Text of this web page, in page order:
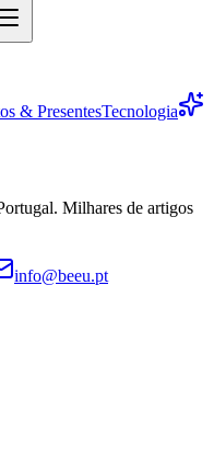
& PresentesTecnologia
Milhares de artigos
info@beeu.pt